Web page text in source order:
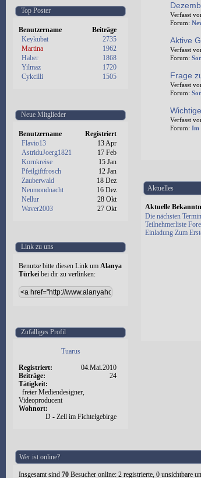
Top Poster
Benutzername
Beiträge
Keykubat
2735
Martina
1962
Haber
1868
Yilmaz
1720
Cykcilli
1505
Neue Mitglieder
Benutzername
Registriert
Flavio13
13 Apr
AstriduJoerg1821
17 Feb
Kornkreise
15 Jan
Pfeilgiftfrosch
12 Jan
Zauberwald
18 Dez
Neumondnacht
16 Dez
Nellur
28 Okt
Waver2003
27 Okt
Link zu uns
Benutze bitte diesen Link um Alanya
Türkei bei dir zu verlinken:
Zufälliges Profil
Tuarus
Registriert:
04.Mai.2010
Beiträge:
24
Tätigkeit:
freier Mediendesigner,
Videoproducent
Wohnort:
D - Zell im Fichtelgebirge
Verfasst
Forum:
Aktive
Verfasst
Forum:
Frage
Verfasst
Forum:
Verfasst
Forum: Im
Aktuelles
Aktuelle
Die nächsten
Teilnehmerliste
Einladung Zum
Wer ist online?
Insgesamt sind 70 Besucher online: 2 registrierte, 0 unsichtbare